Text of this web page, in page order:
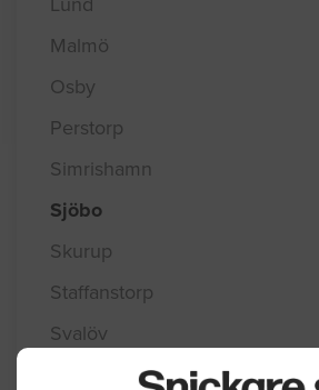
Malmö
Osby
Perstorp
Simrishamn
Sjöbo
Skurup
Staffanstorp
Svalöv